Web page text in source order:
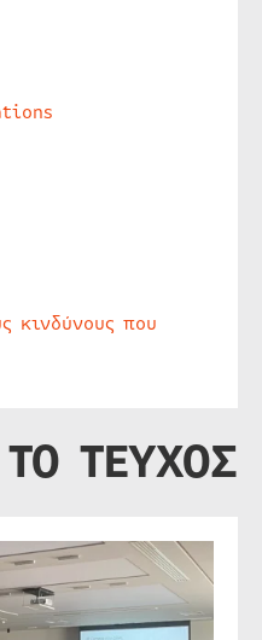
κινδύνους που
ΤΕΥΧΟΣ